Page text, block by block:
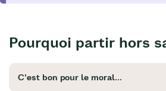
Pourquoi partir hors
C'est bon pour le moral...